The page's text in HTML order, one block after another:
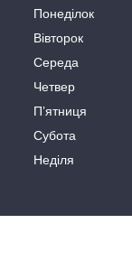
Понеділок
Вівторок
Середа
Четвер
Пʼятниця
Субота
Неділя